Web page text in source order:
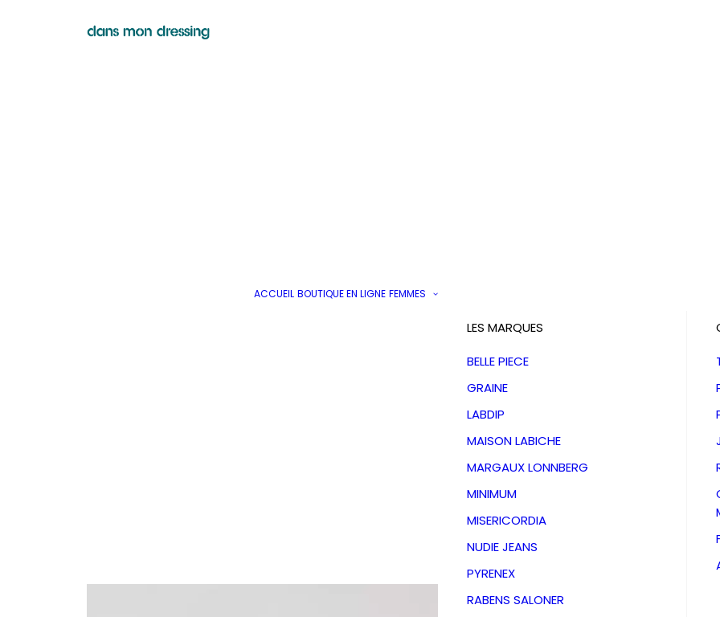
ACCUEIL BOUTIQUE EN LIGNE FEMMES
LES MARQUES
BELLE PIECE
GRAINE
LABDIP
MAISON LABICHE
MARGAUX LONNBERG
MINIMUM
MISERICORDIA
NUDIE JEANS
PYRENEX
RABENS SALONER